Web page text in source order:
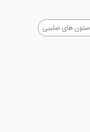
ستون های صلیبی